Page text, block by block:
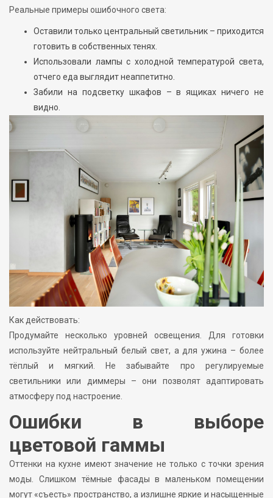
Реальные примеры ошибочного света:
Оставили только центральный светильник – приходится
готовить в собственных тенях.
Использовали лампы с холодной температурой света,
отчего еда выглядит неаппетитно.
Забили на подсветку шкафов – в ящиках ничего не
видно.
Как действовать:
Продумайте несколько уровней освещения. Для готовки
используйте нейтральный белый свет, а для ужина – более
тёплый и мягкий. Не забывайте про регулируемые
светильники или диммеры – они позволят адаптировать
атмосферу под настроение.
Ошибки в выборе
цветовой гаммы
Оттенки на кухне имеют значение не только с точки зрения
моды. Слишком тёмные фасады в маленьком помещении
могут «съесть» пространство, а излишне яркие и насыщенные